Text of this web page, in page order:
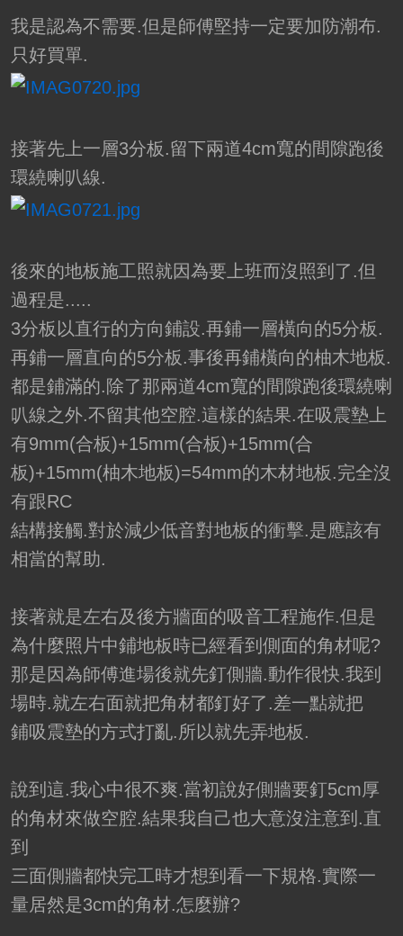
我是認為不需要.但是師傅堅持一定要加防潮布.
只好買單.
接著先上一層3分板.留下兩道4cm寬的間隙跑後
環繞喇叭線.
後來的地板施工照就因為要上班而沒照到了.但
過程是.....
3分板以直行的方向鋪設.再鋪一層橫向的5分板.
再鋪一層直向的5分板.事後再鋪橫向的柚木地板.
都是鋪滿的.除了那兩道4cm寬的間隙跑後環繞喇
叭線之外.不留其他空腔.這樣的結果.在吸震墊上
有9mm(合板)+15mm(合板)+15mm(合
板)+15mm(柚木地板)=54mm的木材地板.完全沒
有跟RC
結構接觸.對於減少低音對地板的衝擊.是應該有
相當的幫助.
接著就是左右及後方牆面的吸音工程施作.但是
為什麼照片中鋪地板時已經看到側面的角材呢?
那是因為師傅進場後就先釘側牆.動作很快.我到
場時.就左右面就把角材都釘好了.差一點就把
鋪吸震墊的方式打亂.所以就先弄地板.
說到這.我心中很不爽.當初說好側牆要釘5cm厚
的角材來做空腔.結果我自己也大意沒注意到.直
到
三面側牆都快完工時才想到看一下規格.實際一
量居然是3cm的角材.怎麼辦?